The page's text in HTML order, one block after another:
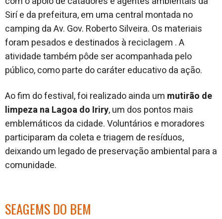
Sirí e da prefeitura, em uma central montada no
camping da Av. Gov. Roberto Silveira. Os materiais
foram pesados e destinados à reciclagem . A
atividade também pôde ser acompanhada pelo
público, como parte do caráter educativo da ação.
Ao fim do festival, foi realizado ainda um mutirão de
limpeza na Lagoa do Iriry, um dos pontos mais
emblemáticos da cidade. Voluntários e moradores
participaram da coleta e triagem de resíduos,
deixando um legado de preservação ambiental para a
comunidade.
SEAGEMS DO BEM